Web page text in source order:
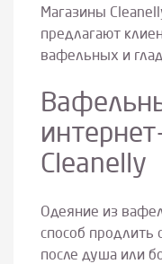
Магазины
предлагают
вафельных и
Cleanelly
Одеяние из
способ продлить
после душа или